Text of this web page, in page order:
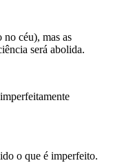
no céu), mas as
será abolida.
o que é imperfeito.